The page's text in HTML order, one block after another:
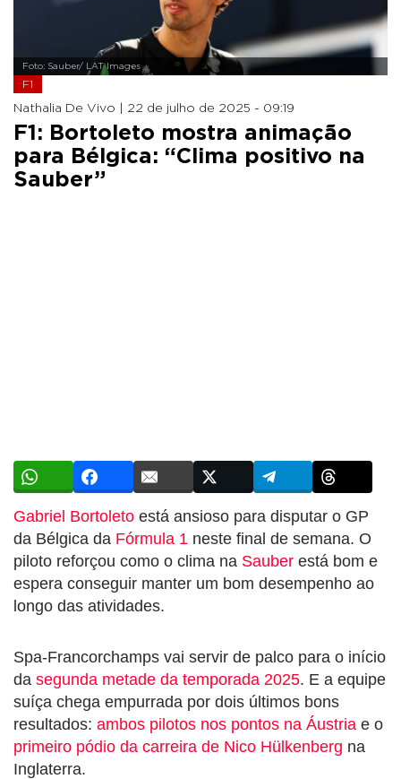
Foto: Sauber/ LAT Images
F1
Nathalia De Vivo | 22 de julho de 2025 - 09:19
F1: Bortoleto mostra animação
para Bélgica: “Clima positivo na
Sauber”
Gabriel Bortoleto está ansioso para disputar o GP
da Bélgica da Fórmula 1 neste final de semana. O
piloto reforçou como o clima na Sauber está bom e
espera conseguir manter um bom desempenho ao
longo das atividades.
Spa-Francorchamps vai servir de palco para o início
da segunda metade da temporada 2025. E a equipe
suíça chega empurrada por dois últimos bons
resultados: ambos pilotos nos pontos na Áustria e o
primeiro pódio da carreira de Nico Hülkenberg na
Inglaterra.